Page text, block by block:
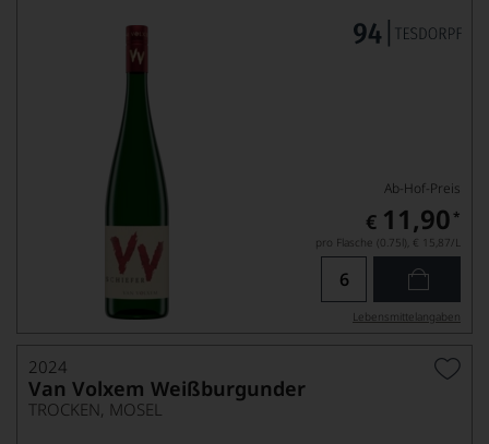
Ab-Hof-Preis
€ 11,90 *
pro Flasche (0.75l), € 15,87/L
Lebensmittel­angaben
2024
Van Volxem Weißburgunder
TROCKEN, MOSEL